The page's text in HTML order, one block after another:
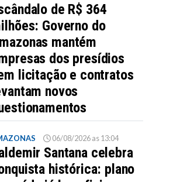
de R$ 364
Governo do
mantém
dos presídios
licitação e contratos
novos
06/08/2026 as 13:04
Santana celebra
histórica: plano